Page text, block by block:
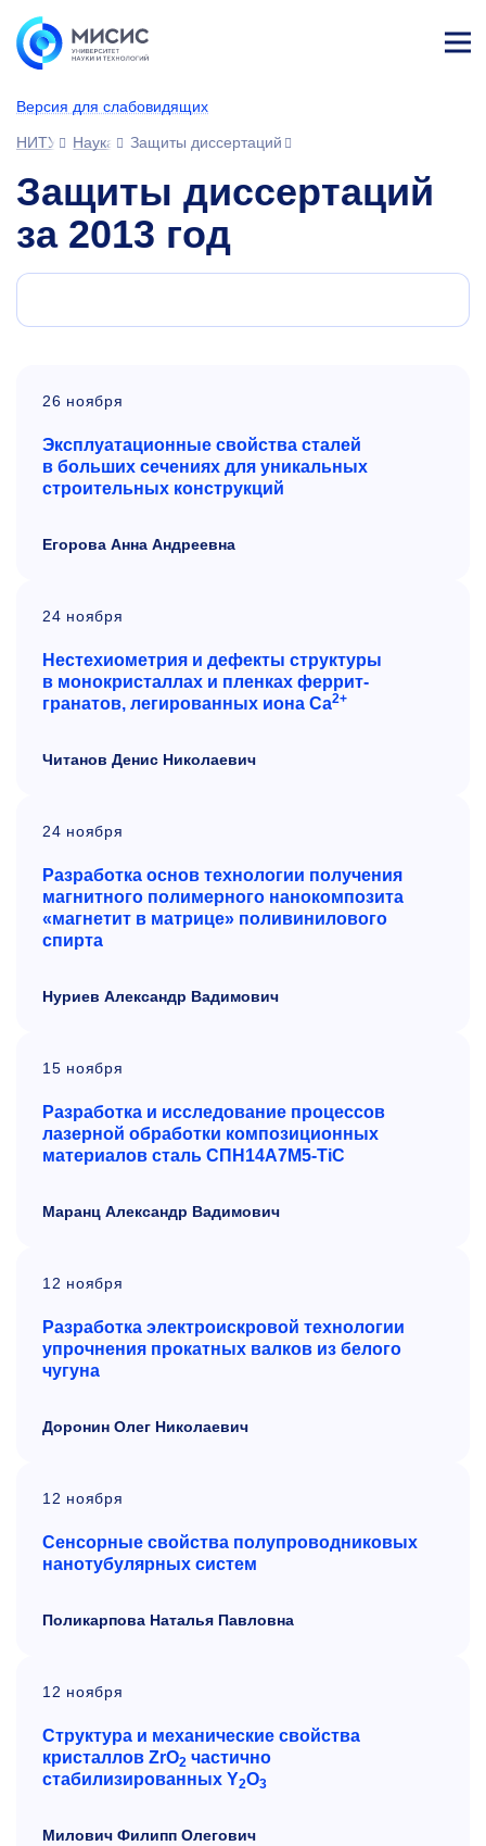
Версия для слабовидящих
НИТУ МИСИС
Наука Защиты диссертаций
Защиты диссертаций
за 2013 год
26 ноября
Эксплуатационные свойства сталей
в больших сечениях для уникальных
строительных конструкций
Егорова Анна Андреевна
24 ноября
Нестехиометрия и дефекты структуры
в монокристаллах и пленках феррит-
гранатов, легированных иона Са2+
Читанов Денис Николаевич
24 ноября
Разработка основ технологии получения
магнитного полимерного нанокомпозита
«магнетит в матрице» поливинилового
спирта
Нуриев Александр Вадимович
15 ноября
Разработка и исследование процессов
лазерной обработки композиционных
материалов сталь СПН14А7М5-TiC
Маранц Александр Вадимович
12 ноября
Разработка электроискровой технологии
упрочнения прокатных валков из белого
чугуна
Доронин Олег Николаевич
12 ноября
Сенсорные свойства полупроводниковых
нанотубулярных систем
Поликарпова Наталья Павловна
12 ноября
Структура и механические свойства
кристаллов ZrO2 частично
стабилизированных Y2O3
Милович Филипп Олегович